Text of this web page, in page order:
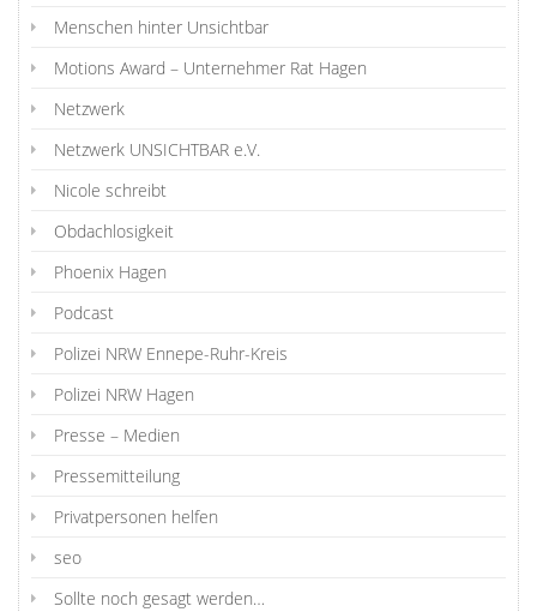
Menschen hinter Unsichtbar
Motions Award – Unternehmer Rat Hagen
Netzwerk
Netzwerk UNSICHTBAR e.V.
Nicole schreibt
Obdachlosigkeit
Phoenix Hagen
Podcast
Polizei NRW Ennepe-Ruhr-Kreis
Polizei NRW Hagen
Presse – Medien
Pressemitteilung
Privatpersonen helfen
seo
Sollte noch gesagt werden…